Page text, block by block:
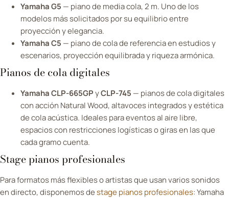
Yamaha G5 — piano de media cola, 2 m. Uno de los
modelos más solicitados por su equilibrio entre
proyección y elegancia.
Yamaha C5 — piano de cola de referencia en estudios y
escenarios, proyección equilibrada y riqueza armónica.
Pianos de cola digitales
Yamaha CLP-665GPyCLP-745 — pianos de cola digitales
con acción Natural Wood, altavoces integrados y estética
de cola acústica. Ideales para eventos al aire libre,
espacios con restricciones logísticas o giras en las que
cada gramo cuenta.
Stage pianos profesionales
Para formatos más flexibles o artistas que usan varios sonidos
en directo, disponemos destage pianos profesionales: Yamaha